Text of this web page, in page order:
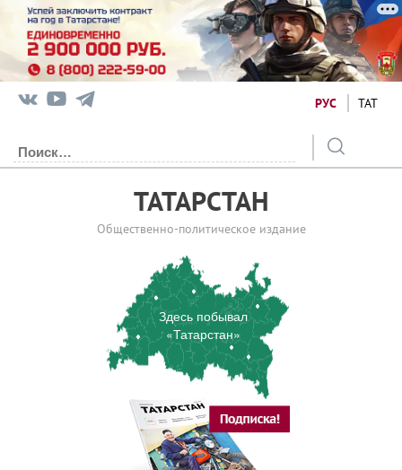
РУС ТАТ
ТАТАРСТАН
Общественно-политическое издание
Здесь побывал
«Татарстан»